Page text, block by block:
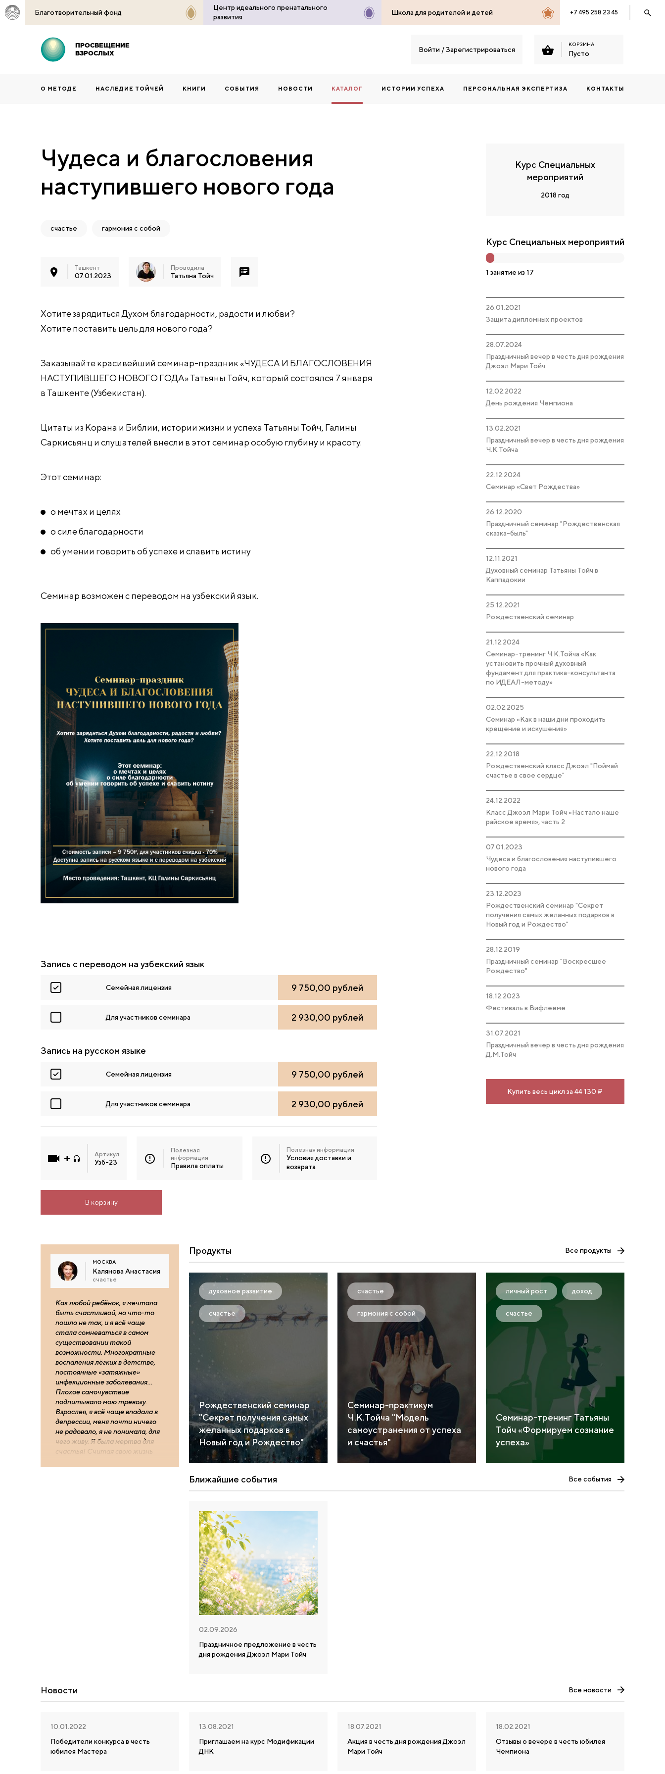
Благотворительный фонд
Центр идеального пренатального
развития
Школа для родителей и детей +7 495 258 23 45
ПРОСВЕЩЕНИЕ
ВЗРОСЛЫХ
Войти /Зарегистрироваться
КОРЗИНА
Пусто
О МЕТОДЕ НАСЛЕДИЕ ТОЙЧЕЙ КНИГИ СОБЫТИЯ НОВОСТИ КАТАЛОГ ИСТОРИИ УСПЕХА ПЕРСОНАЛЬНАЯ ЭКСПЕРТИЗА КОНТАКТЫ
Чудеса и благословения
наступившего нового года
счастье гармония с собой
Ташкент
07.01.2023
Проводила
Татьяна Тойч
Хотите зарядиться Духом благодарности, радости и любви?
Хотите поставить цель для нового года?
Заказывайте красивейший семинар-праздник «ЧУДЕСА И БЛАГОСЛОВЕНИЯ
НАСТУПИВШЕГО НОВОГО ГОДА» Татьяны Тойч, который состоялся 7 января
в Ташкенте (Узбекистан).
Цитаты из Корана и Библии, истории жизни и успеха Татьяны Тойч, Галины
Саркисьянц и слушателей внесли в этот семинар особую глубину и красоту.
Этот семинар:
о мечтах и целях
о силе благодарности
об умении говорить об успехе и славить истину
Семинар возможен с переводом на узбекский язык.
Запись с переводом на узбекский язык
Семейная лицензия 9 750,00 рублей
Для участников семинара 2 930,00 рублей
Запись на русском языке
Семейная лицензия 9 750,00 рублей
Для участников семинара 2 930,00 рублей
Артикул
Узб-23
Полезная
информация
Правила оплаты
Полезная информация
Условия доставки и
возврата
В корзину
Курс Специальных
мероприятий
2018 год
Курс Специальных мероприятий
1 занятие из 17
26.01.2021
Защита дипломных проектов
28.07.2024
Праздничный вечер в честь дня рождения
Джоэл Мари Тойч
12.02.2022
День рождения Чемпиона
13.02.2021
Праздничный вечер в честь дня рождения
Ч.К.Тойча
22.12.2024
Семинар «Свет Рождества»
26.12.2020
Праздничный семинар "Рождественская
сказка-быль"
12.11.2021
Духовный семинар Татьяны Тойч в
Каппадокии
25.12.2021
Рождественский семинар
21.12.2024
Семинар-тренинг Ч.К.Тойча «Как
установить прочный духовный
фундамент для практика-консультанта
по ИДЕАЛ-методу»
02.02.2025
Семинар «Как в наши дни проходить
крещение и искушения»
22.12.2018
Рождественский класс Джоэл "Поймай
счастье в свое сердце"
24.12.2022
Класс Джоэл Мари Тойч «Настало наше
райское время», часть 2
07.01.2023
Чудеса и благословения наступившего
нового года
23.12.2023
Рождественский семинар "Секрет
получения самых желанных подарков в
Новый год и Рождество"
28.12.2019
Праздничный семинар "Воскресшее
Рождество"
18.12.2023
Фестиваль в Вифлееме
31.07.2021
Праздничный вечер в честь дня рождения
Д.М.Тойч
Купить весь цикл за 44 130 ₽
МОСКВА
Калянова Анастасия
счастье
Как любой ребёнок, я мечтала
быть счастливой, но что-то
пошло не так, и я всё чаще
стала сомневаться в самом
существовании такой
возможности. Многократные
воспаления лёгких в детстве,
постоянные «затяжные»
инфекционные заболевания…
Плохое самочувствие
подпитывало мою тревогу.
Взрослея, я всё чаще впадала в
депрессии, меня почти ничего
не радовало, я не понимала, для
чего живу. Я была мертва для
счастья! Считая свою жизнь
Продукты Все продукты
духовное развитие
счастье
Рождественский семинар
"Секрет получения самых
желанных подарков в
Новый год и Рождество"
счастье
гармония с собой
Семинар-практикум
Ч.К.Тойча "Модель
самоустранения от успеха
и счастья"
личный рост доход
счастье
Семинар-тренинг Татьяны
Тойч «Формируем сознание
успеха»
Ближайшие события Все события
02.09.2026
Праздничное предложение в честь
дня рождения Джоэл Мари Тойч
Новости Все новости
10.01.2022
Победители конкурса в честь
юбилея Мастера
13.08.2021
Приглашаем на курс Модификации
ДНК
18.07.2021
Акция в честь дня рождения Джоэл
Мари Тойч
18.02.2021
Отзывы о вечере в честь юбилея
Чемпиона